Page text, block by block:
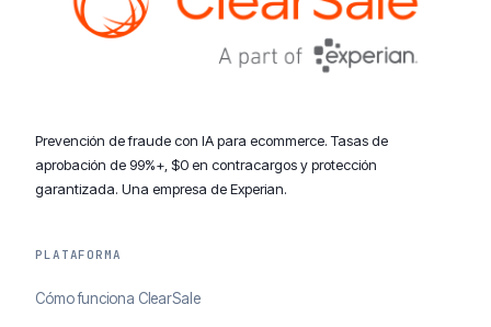
Prevención de fraude con IA para ecommerce. Tasas de
aprobación de 99%+, $0 en contracargos y protección
garantizada. Una empresa de Experian.
PLATAFORMA
Cómo funciona ClearSale